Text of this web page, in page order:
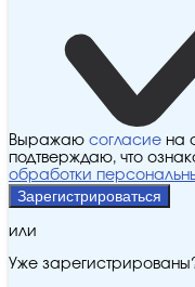
Выражаю согласие на
подтверждаю, что
обработки
Зарегистрироваться
или
Уже